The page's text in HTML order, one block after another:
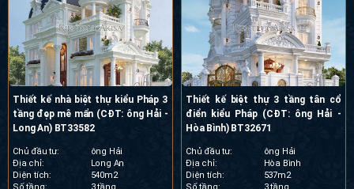
Thiết kế nhà biệt thự kiểu Pháp 3
tầng đẹp mê mẩn (CĐT: ông Hải -
Long An) BT33582
Chủ đầu tư:
ông Hải
Địa chỉ:
Long An
Diện tích:
540m2
Thiết kế biệt thự 3 tầng tân cổ
điển kiểu Pháp (CĐT: ông Hải -
Hòa Bình) BT32671
Chủ đầu tư:
ông Hải
Địa chỉ:
Hòa Bình
Diện tích:
537m2